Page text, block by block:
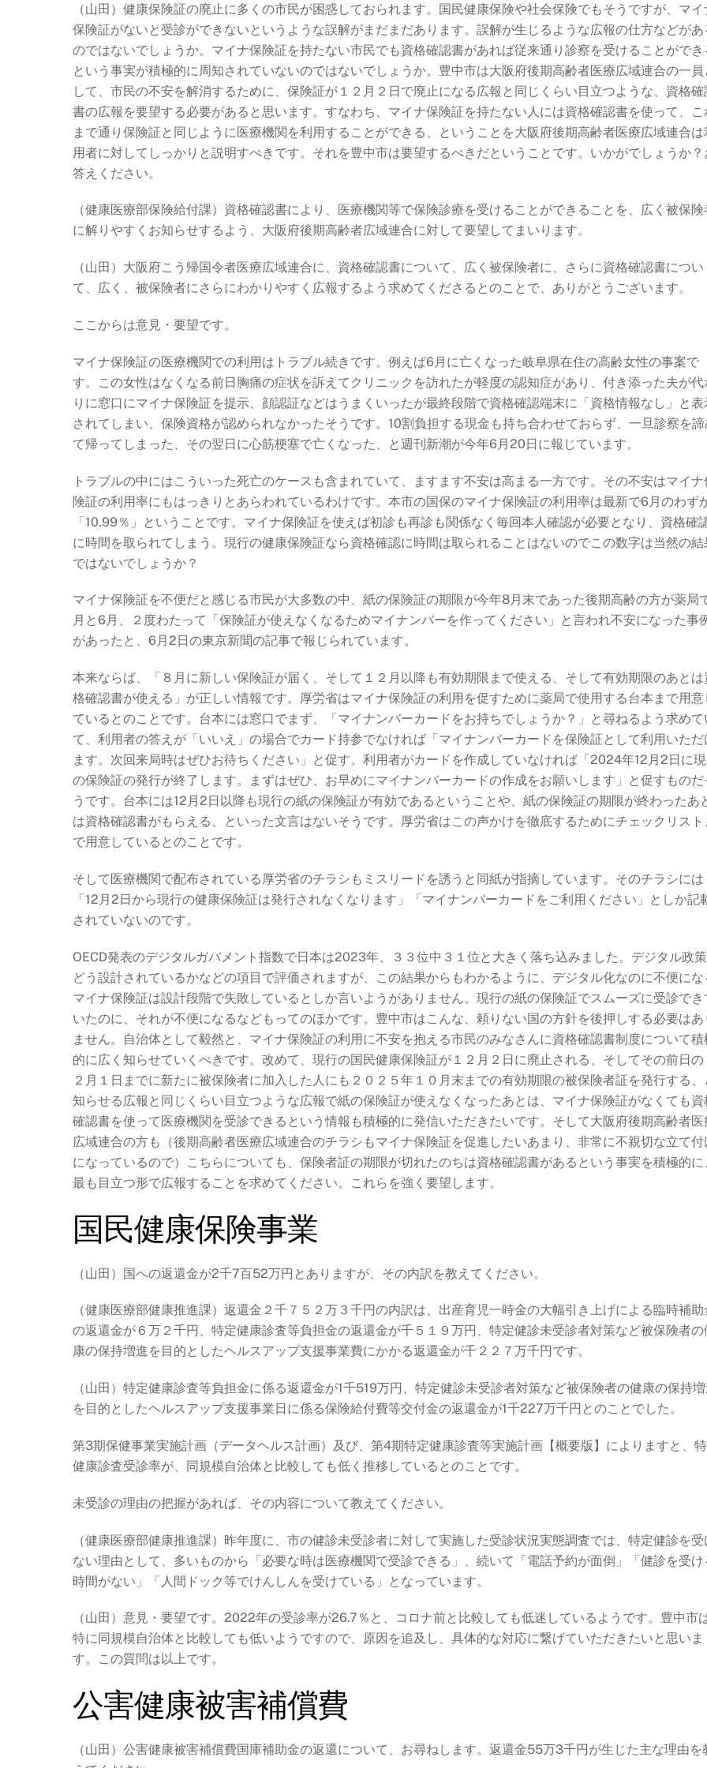
（山田）健康保険証の廃止に多くの市民が困惑しておられます。国民健康保険や社会保険でもそうですが、マイ
保険証がないと受診ができないというような誤解がまだまだあります。誤解が生じるような広報の仕方などがあ
のではないでしょうか。マイナ保険証を持たない市民でも資格確認書があれば従来通り診察を受けることができ
という事実が積極的に周知されていないのではないでしょうか。豊中市は大阪府後期高齢者医療広域連合の一員
して、市民の不安を解消するために、保険証が１２月２日で廃止になる広報と同じくらい目立つような、資格確
書の広報を要望する必要があると思います。すなわち、マイナ保険証を持たない人には資格確認書を使って、こ
まで通り保険証と同じように医療機関を利用することができる、ということを大阪府後期高齢者医療広域連合は
用者に対してしっかりと説明すべきです。それを豊中市は要望するべきだということです。いかがでしょうか？
答えください。
（健康医療部保険給付課）資格確認書により、医療機関等で保険診療を受けることができることを、広く被保険
に解りやすくお知らせするよう、大阪府後期高齢者広域連合に対して要望してまいります。
（山田）大阪府こう帰国令者医療広域連合に、資格確認書について、広く被保険者に、さらに資格確認書につい
て、広く、被保険者にさらにわかりやすく広報するよう求めてくださるとのことで、ありがとうございます。
ここからは意見・要望です。
マイナ保険証の医療機関での利用はトラブル続きです。例えば6月に亡くなった岐阜県在住の高齢女性の事案で
す。この女性はなくなる前日胸痛の症状を訴えてクリニックを訪れたが軽度の認知症があり、付き添った夫が代
りに窓口にマイナ保険証を提示、顔認証などはうまくいったが最終段階で資格確認端末に「資格情報なし」と表
されてしまい、保険資格が認められなかったそうです。10割負担する現金も持ち合わせておらず、一旦診察を諦
て帰ってしまった、その翌日に心筋梗塞で亡くなった、と週刊新潮が今年6月20日に報じています。
トラブルの中にはこういった死亡のケースも含まれていて、ますます不安は高まる一方です。その不安はマイナ
険証の利用率にもはっきりとあらわれているわけです。本市の国保のマイナ保険証の利用率は最新で6月のわず
「10.99％」ということです。マイナ保険証を使えば初診も再診も関係なく毎回本人確認が必要となり、資格確
に時間を取られてしまう。現行の健康保険証なら資格確認に時間は取られることはないのでこの数字は当然の結
ではないでしょうか？
マイナ保険証を不便だと感じる市民が大多数の中、紙の保険証の期限が今年8月末であった後期高齢の方が薬局
月と6月、２度わたって「保険証が使えなくなるためマイナンバーを作ってください」と言われ不安になった事
があったと、6月2日の東京新聞の記事で報じられています。
本来ならば、「８月に新しい保険証が届く、そして１２月以降も有効期限まで使える、そして有効期限のあとは
格確認書が使える」が正しい情報です。厚労省はマイナ保険証の利用を促すために薬局で使用する台本まで用意
ているとのことです。台本には窓口でまず、「マイナンバーカードをお持ちでしょうか？」と尋ねるよう求めて
て、利用者の答えが「いいえ」の場合でカード持参でなければ「マイナンバーカードを保険証として利用いただ
ます。次回来局時はぜひお待ちください」と促す。利用者がカードを作成していなければ「2024年12月2日に
の保険証の発行が終了します。
まずはぜひ、お早めにマイナンバーカードの作成をお願いします 」と促すものだ
うです。台本には12月2日以降も現行の紙の保険証が有効であるということや、紙の保険証の期限が終わったあ
は資格確認書がもらえる、といった文言はないそうです。厚労省はこの声かけを徹底するためにチェックリスト
で用意しているとのことです。
そして医療機関で配布されている厚労省のチラシもミスリードを誘うと同紙が指摘しています。そのチラシには
「12月2日から現行の健康保険証は発行されなくなります」「マイナンバーカードをご利用ください」としか記
されていないのです。
OECD発表のデジタルガバメント指数で日本は2023年、３３位中３１位と大きく落ち込みました。 デジタル政
どう設計されているかなどの項目で評価されますが、この結果からもわかるように、デジタル化なのに不便にな
マイナ保険証は設計段階で失敗しているとしか言いようがありません。現行の紙の保険証でスムーズに受診でき
いたのに、それが不便になるなどもってのほかです。豊中市はこんな、頼りない国の方針を後押しする必要はあ
ません。自治体として毅然と、マイナ保険証の利用に不安を抱える市民のみなさんに資格確認書制度について積
的に広く知らせていくべきです。改めて、現行の国民健康保険証が１２月２日に廃止される、そしてその前日の
２月１日までに新たに被保険者に加入した人にも２０２５年１０月末までの有効期限の被保険者証を発行する、
知らせる広報と同じくらい目立つような広報で紙の保険証が使えなくなったあとは、マイナ保険証がなくても資
確認書を使って医療機関を受診できるという情報も積極的に発信いただきたいです。そして大阪府後期高齢者医
広域連合の方も（後期高齢者医療広域連合のチラシもマイナ保険証を促進したいあまり、非常に不親切な立て付
になっているので）
こちらについても、保険者証の期限が切れたのちは資格確認書があるという事実を積極的に
最も目立つ形で広報することを求めてください。これらを強く要望します。
国民健康保険事業
（山田）国への返還金が2千7百52万円とありますが、その内訳を教えてください。
（健康医療部健康推進課）返還金２千７５２万３千円の内訳は、出産育児一時金の大幅引き上げによる臨時補助
の返還金が６万２千円、特定健康診査等負担金の返還金が千５１９万円、特定健診未受診者対策など被保険者の
康の保持増進を目的としたヘルスアップ支援事業費にかかる返還金が千２２７万千円です。
（山田）特定健康診査等負担金に係る返還金が1千519万円、特定健診未受診者対策など被保険者の健康の保持
を目的としたヘルスアップ支援事業日に係る保険給付費等交付金の返還金が1千227万千円とのことでした。
第3期保健事業実施計画（データヘルス計画）及び、第4期特定健康診査等実施計画【概要版】によりますと、
健康診査受診率が、同規模自治体と比較しても低く推移しているとのことです。
未受診の理由の把握があれば、その内容について教えてください。
（健康医療部健康推進課）昨年度に、市の健診未受診者に対して実施した受診状況実態調査では、特定健診を受
ない理由として、多いものから「必要な時は医療機関で受診できる」、続いて「電話予約が面倒」「健診を受け
時間がない」「人間ドック等でけんしんを受けている」となっています。
（山田）意見・要望です。 2022年の受診率が26.7％と、コロナ前と比較しても低迷しているようです。豊中市
特に同規模自治体と比較しても低いようですので、原因を追及し、具体的な対応に繋げていただきたいと思いま
す。この質問は以上です。
公害健康被害補償費
（山田）公害健康被害補償費国庫補助金の返還について、お尋ねします。返還金55万3千円が生じた主な理由を